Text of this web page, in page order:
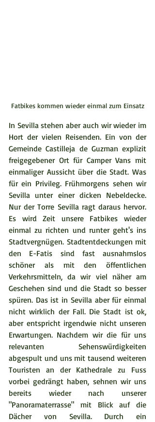
Fatbikes kommen wieder einmal zum Einsatz
In Sevilla stehen aber auch wir wieder im
Hort der vielen Reisenden. Ein von der
Gemeinde Castilleja de Guzman explizit
freigegebener Ort für Camper Vans mit
einmaliger Aussicht über die Stadt. Was
für ein Privileg. Frühmorgens sehen wir
Sevilla unter einer dicken Nebeldecke.
Nur der Torre Sevilla ragt daraus hervor.
Es wird Zeit unsere Fatbikes wieder
einmal zu richten und runter geht's ins
Stadtvergnügen. Stadtentdeckungen mit
den E-Fatis sind fast ausnahmslos
schöner als mit den öffentlichen
Verkehrsmitteln, da wir viel näher am
Geschehen sind und die Stadt so besser
spüren. Das ist in Sevilla aber für einmal
nicht wirklich der Fall. Die Stadt ist ok,
aber entspricht irgendwie nicht unseren
Erwartungen. Nachdem wir die für uns
relevanten Sehenswürdigkeiten
abgespult und uns mit tausend weiteren
Touristen an der Kathedrale zu Fuss
vorbei gedrängt haben, sehnen wir uns
bereits wieder nach unserer
"Panoramaterrasse" mit Blick auf die
Dächer von Sevilla. Durch ein